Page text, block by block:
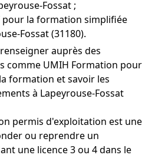
Fossat ;
pour la formation simplifiée
Fossat (31180).
auprès des
comme UMIH Formation pour
formation et savoir les
à Lapeyrouse-Fossat
permis d'exploitation est une
ou reprendre un
une licence 3 ou 4 dans le